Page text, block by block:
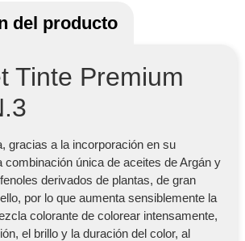
del producto
Tinte Premium
gracias a la incorporación en su
combinación única de aceites de Argán y
derivados de plantas, de gran
por lo que aumenta sensiblemente la
colorante de colorear intensamente,
el brillo y la duración del color, al